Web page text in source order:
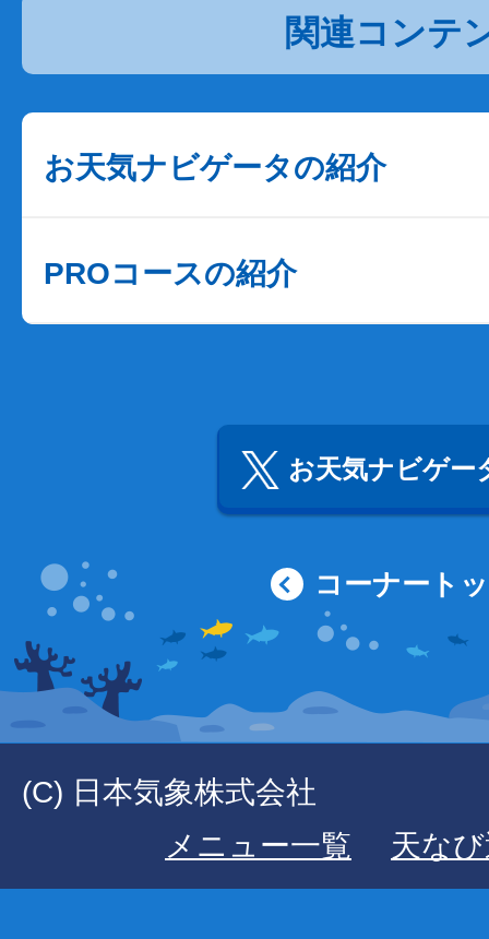
関連コンテ
お天気ナビゲータの紹介
PROコースの紹介
お天気ナビゲー
コーナート
(C) 日本気象株式会社
メニュー一覧
天な